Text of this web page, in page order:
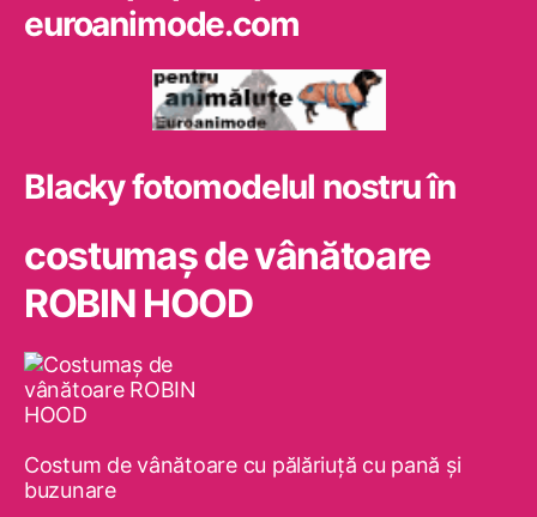
euroanimode.com
Blacky fotomodelul nostru în
costumaş de vânătoare
ROBIN HOOD
Costum de vânătoare cu pălăriuţă cu pană şi
buzunare